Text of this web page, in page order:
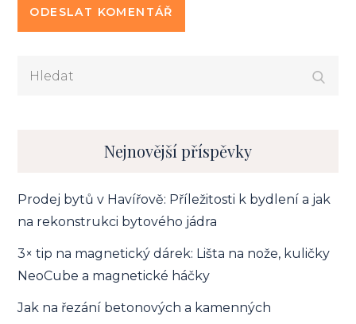
Nejnovější příspěvky
Prodej bytů v Havířově: Příležitosti k bydlení a jak
na rekonstrukci bytového jádra
3× tip na magnetický dárek: Lišta na nože, kuličky
NeoCube a magnetické háčky
Jak na řezání betonových a kamenných